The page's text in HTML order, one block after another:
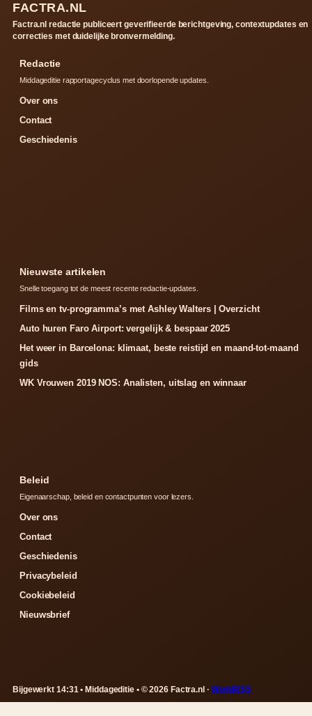
FACTRA.NL
Factra.nl redactie publiceert geverifieerde berichtgeving, contextupdates en
correcties met duidelijke bronvermelding.
Redactie
Middageditie rapportagecyclus met doorlopende updates.
Over ons
Contact
Geschiedenis
Nieuwste artikelen
Snelle toegang tot de meest recente redactie-updates.
Films en tv-programma’s met Ashley Walters | Overzicht
Auto huren Faro Airport: vergelijk & bespaar 2025
Het weer in Barcelona: klimaat, beste reistijd en maand-tot-maand
gids
WK Vrouwen 2019 NOS: Analisten, uitslag en winnaar
Beleid
Eigenaarschap, beleid en contactpunten voor lezers.
Over ons
Contact
Geschiedenis
Privacybeleid
Cookiebeleid
Nieuwsbrief
Bijgewerkt 14:31 • Middageditie • © 2026 Factra.nl · WorldRSS